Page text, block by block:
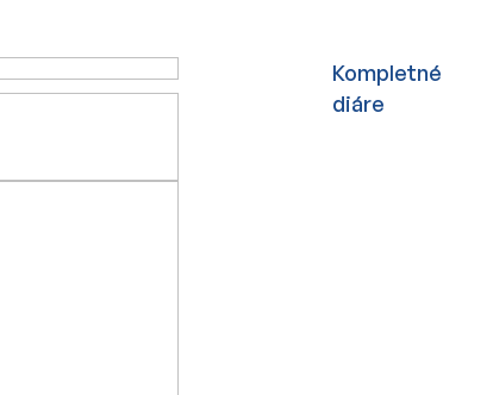
Kompletné
diáre